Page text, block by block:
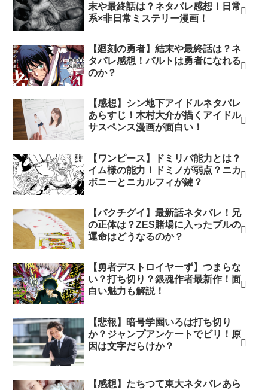
末や最終話は？ネタバレ感想！日常
系×非日常ミステリー漫画！
【廻刻の勇者】結末や最終話は？ネ
タバレ感想！バルトは勇者になれる
のか？
【感想】シン地下アイドルネタバレ
あらすじ！木村大介が描くアイドル
サスペンス漫画が面白い！
【ワンピース】ドミリバ能力とは？
イム様の能力！ドミノが弱点？ニカ
ボニーとニカルフィが鍵？
【バクチグイ】最新話ネタバレ！兄
の正体は？ZES賭場に入ったブルの
運命はどうなるのか？
【勇者デストロイヤーず】つまらな
い？打ち切り？銀魂作者最新作！面
白い魅力も解説！
【悲報】暗号学園いろは打ち切り
か？ジャンプアンケートでビリ！原
因は文字だらけか？
【感想】たちつて東大ネタバレあら